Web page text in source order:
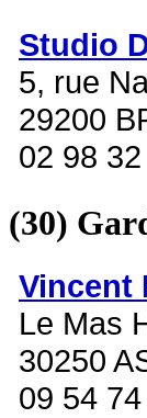
Studio
5, rue
29200
02 98
(30)
Vincent
Le Mas
30250
09 54